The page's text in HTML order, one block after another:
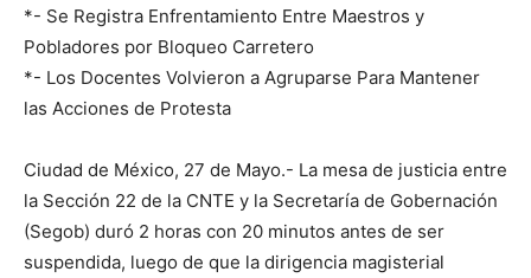
*- Se Registra Enfrentamiento Entre Maestros y
Pobladores por Bloqueo Carretero
*- Los Docentes Volvieron a Agruparse Para Mantener
las Acciones de Protesta
Ciudad de México, 27 de Mayo.- La mesa de justicia entre
la Sección 22 de la CNTE y la Secretaría de Gobernación
(Segob) duró 2 horas con 20 minutos antes de ser
suspendida, luego de que la dirigencia magisterial